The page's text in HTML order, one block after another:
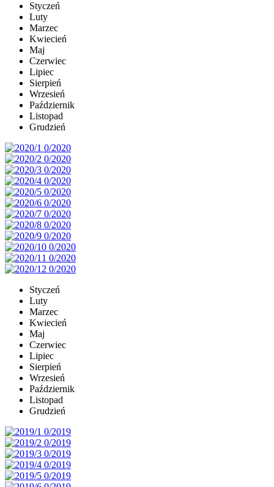
Styczeń
Luty
Marzec
Kwiecień
Maj
Czerwiec
Lipiec
Sierpień
Wrzesień
Październik
Listopad
Grudzień
Styczeń
Luty
Marzec
Kwiecień
Maj
Czerwiec
Lipiec
Sierpień
Wrzesień
Październik
Listopad
Grudzień